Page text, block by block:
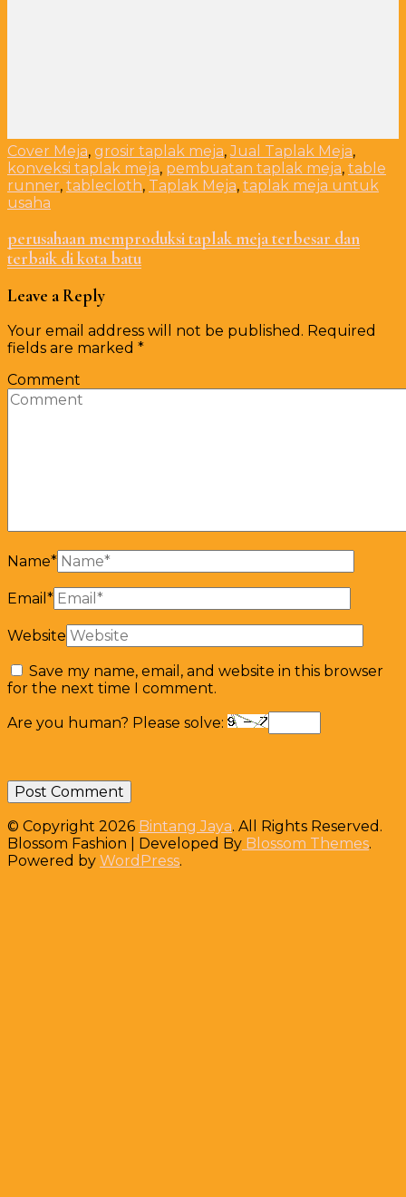
Cover Meja, grosir taplak meja,Jual Taplak Meja,
konveksi taplak meja, pembuatan taplak meja, table
runner, tablecloth, Taplak Meja, taplak meja untuk
usaha
perusahaan memproduksi taplak meja terbesar dan
terbaik di kota batu
Leave a Reply
Your email address will not be published. Required
fields are marked *
Comment
Name*
Email *
Website
Save my name, email, and website in this browser
for the next time I comment.
Are you human? Please solve:
© Copyright 2026 Bintang Jaya. All Rights Reserved.
Blossom Fashion | Developed By Blossom Themes.
Powered by WordPress.